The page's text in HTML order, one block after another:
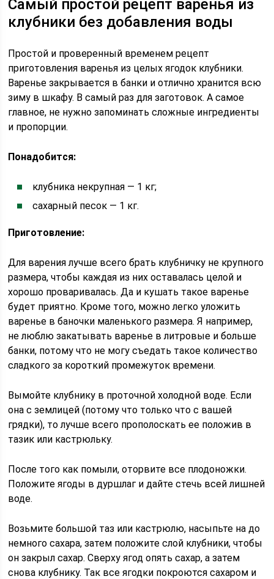
Самый простой рецепт варенья из
клубники без добавления воды
Простой и проверенный временем рецепт
приготовления варенья из целых ягодок клубники.
Варенье закрывается в банки и отлично хранится всю
зиму в шкафу. В самый раз для заготовок. А самое
главное, не нужно запоминать сложные ингредиенты
и пропорции.
Понадобится:
клубника некрупная — 1 кг;
сахарный песок — 1 кг.
Приготовление:
Для варения лучше всего брать клубничку не крупного
размера, чтобы каждая из них оставалась целой и
хорошо проваривалась. Да и кушать такое варенье
будет приятно. Кроме того, можно легко уложить
варенье в баночки маленького размера. Я например,
не люблю закатывать варенье в литровые и больше
банки, потому что не могу съедать такое количество
сладкого за короткий промежуток времени.
Вымойте клубнику в проточной холодной воде. Если
она с землицей (потому что только что с вашей
грядки), то лучше всего прополоскать ее положив в
тазик или кастрюльку.
После того как помыли, оторвите все плодоножки.
Положите ягоды в дуршлаг и дайте стечь всей лишней
воде.
Возьмите большой таз или кастрюлю, насыпьте на до
немного сахара, затем положите слой клубники, чтобы
он закрыл сахар. Сверху ягод опять сахар, а затем
снова клубнику. Так все ягодки покроются сахаром и